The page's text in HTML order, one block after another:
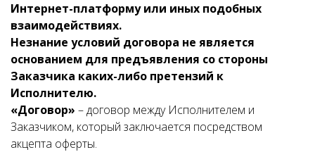
Интернет-платформу или иных подобных
взаимодействиях.
Незнание условий договора не является
основанием для предъявления со стороны
Заказчика каких-либо претензий к
Исполнителю.
«Договор» – договор между Исполнителем и
Заказчиком, который заключается посредством
акцепта оферты.